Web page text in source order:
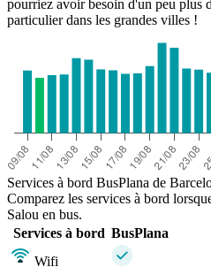
pourriez avoir besoin d'un peu plus
particulier dans les grandes villes !
Services à bord BusPlana de
Comparez les services à bord
Salou en bus.
Services à bord BusPlana
Wifi